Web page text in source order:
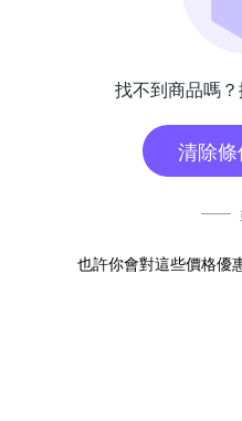
找不到商品嗎
清除
也許你會對這些價格優